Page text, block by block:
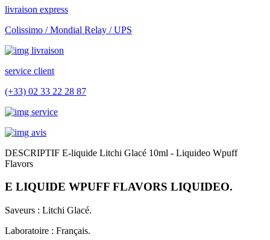
livraison express
Colissimo / Mondial Relay / UPS
service client
(+33) 02 33 22 28 87
DESCRIPTIF E-liquide Litchi Glacé 10ml - Liquideo Wpuff
Flavors
E LIQUIDE WPUFF FLAVORS LIQUIDEO.
Saveurs : Litchi Glacé.
Laboratoire : Français.